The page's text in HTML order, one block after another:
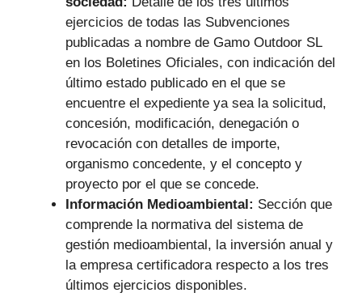
ejercicios de todas las Subvenciones
publicadas a nombre de Gamo Outdoor SL
en los Boletines Oficiales, con indicación del
último estado publicado en el que se
encuentre el expediente ya sea la solicitud,
concesión, modificación, denegación o
revocación con detalles de importe,
organismo concedente, y el concepto y
proyecto por el que se concede.
Información Medioambiental: Sección que
comprende la normativa del sistema de
gestión medioambiental, la inversión anual y
la empresa certificadora respecto a los tres
últimos ejercicios disponibles.